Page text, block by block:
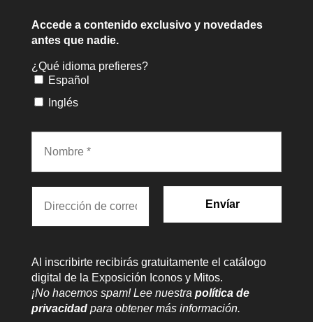
Accede a contenido exclusivo y novedades
antes que nadie.
¿Qué idioma prefieres?
Español
Inglés
Al inscribirte recibirás gratuitamente el catálogo
digital de la Exposición Iconos y Mitos.
¡No hacemos spam! Lee nuestra política de
privacidadpara obtener más información.